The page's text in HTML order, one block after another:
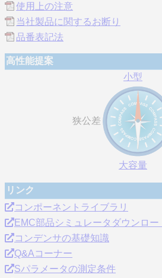
使用上の注意
当社製品に関するお断り
品番表記法
高性能提案
小型
狭公差
大容量
リンク
コンポーネントライブラリ
EMC部品シミュレータダウンロー
コンデンサの基礎知識
Q&Aコーナー
Sパラメータの測定条件